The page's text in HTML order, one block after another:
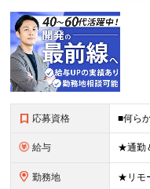
応募資格
給与
勤務地